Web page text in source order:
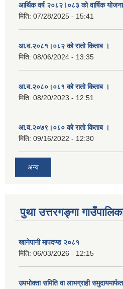
आर्थिक वर्ष २०८२।०८३ को वार्षिक
मिति: 07/28/2025 - 15:41
आ.व.२०८१।०८२ को रातो किताब ।
मिति: 08/06/2024 - 13:35
आ.व.२०८०।०८१ को रातो किताब ।
मिति: 08/20/2023 - 12:51
आ.व.२०७९।०८० को रातो किताब ।
मिति: 09/16/2022 - 12:30
अन्य
पुथा उत्तरगङ्गा
खानेपानी मापदण्ड २०८१
मिति: 06/03/2026 - 12:15
उपभोक्ता समिति वा लाभग्राही